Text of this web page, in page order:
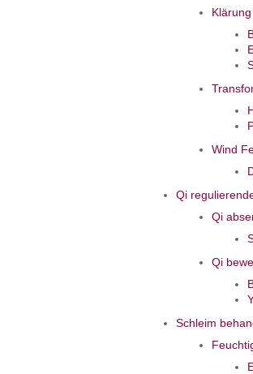
Wind
Qi
Qi
Qi
Schleim